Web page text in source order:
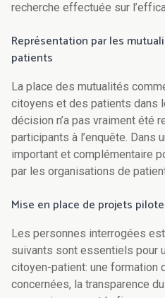
recherche effectuée sur
Représentation par les
patients
La place des mutualités
citoyens et des patients dans
décision n’a pas vraiment été
participants à l’enquête. Dans
important et complémentaire
par les organisations de
Mise en place de projets
Les personnes interrogées
suivants sont essentiels pour
citoyen-patient: une formation
concernées, la transparence